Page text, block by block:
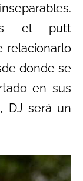
el putt
relacionarlo
donde se
en sus
DJ será un